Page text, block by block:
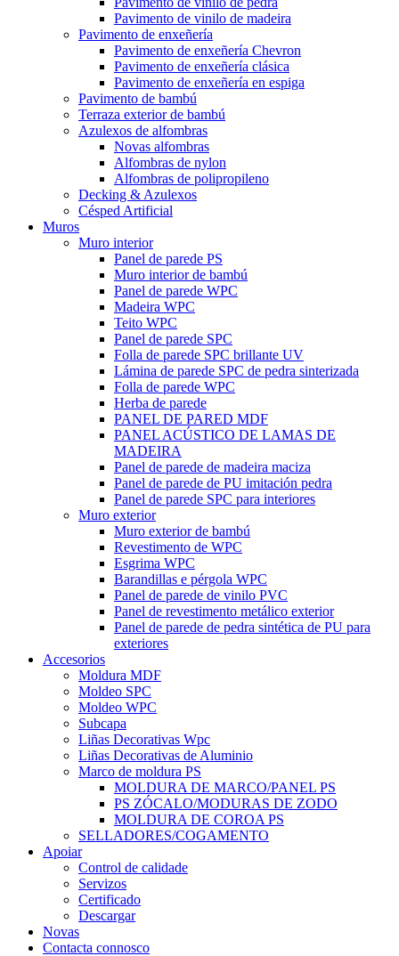
Pavimento de vinilo de madeira
Pavimento de enxeñería
Pavimento de enxeñería Chevron
Pavimento de enxeñería clásica
Pavimento de enxeñería en espiga
Pavimento de bambú
Terraza exterior de bambú
Azulexos de alfombras
Novas alfombras
Alfombras de nylon
Alfombras de polipropileno
Decking & Azulexos
Césped Artificial
Muros
Muro interior
Panel de parede PS
Muro interior de bambú
Panel de parede WPC
Madeira WPC
Teito WPC
Panel de parede SPC
Folla de parede SPC brillante UV
Lámina de parede SPC de pedra sinterizada
Folla de parede WPC
Herba de parede
PANEL DE PARED MDF
PANEL ACÚSTICO DE LAMAS DE
MADEIRA
Panel de parede de madeira maciza
Panel de parede de PU imitación pedra
Panel de parede SPC para interiores
Muro exterior
Muro exterior de bambú
Revestimento de WPC
Esgrima WPC
Barandillas e pérgola WPC
Panel de parede de vinilo PVC
Panel de revestimento metálico exterior
Panel de parede de pedra sintética de PU para
exteriores
Accesorios
Moldura MDF
Moldeo SPC
Moldeo WPC
Subcapa
Liñas Decorativas Wpc
Liñas Decorativas de Aluminio
Marco de moldura PS
MOLDURA DE MARCO/PANEL PS
PS ZÓCALO/MODURAS DE ZODO
MOLDURA DE COROA PS
SELLADORES/COGAMENTO
Apoiar
Control de calidade
Servizos
Certificado
Descargar
Novas
Contacta connosco